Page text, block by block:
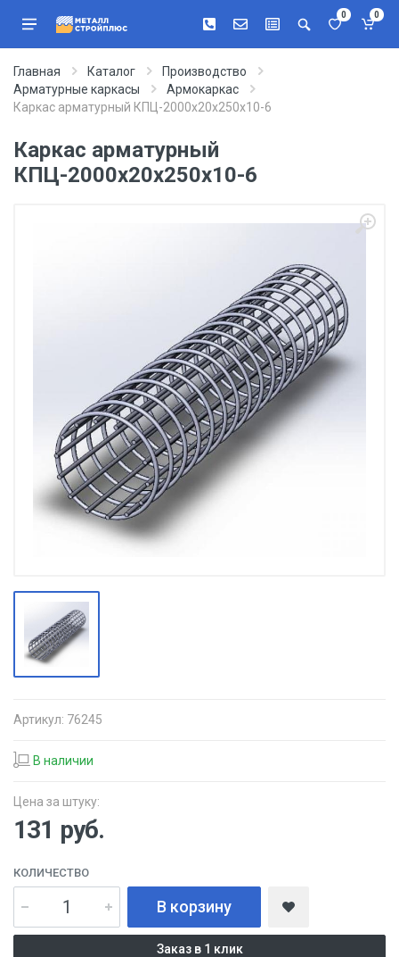
0 0
Главная Каталог
Производство
Арматурные каркасы
Армокаркас
Каркас арматурный КПЦ-2000х20х250х10-6
Каркас арматурный
КПЦ-2000х20х250х10-6
Артикул: 76245
В наличии
Цена за штуку:
131 руб.
КОЛИЧЕСТВО
В корзину
Заказ в 1 клик